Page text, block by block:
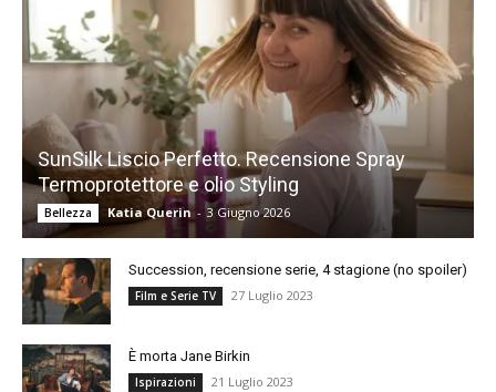
SunSilk Liscio Perfetto. Recensione Spray
Termoprotettore e olio Styling
Bellezza Katia Querin - 3 Giugno 2026
Succession, recensione serie, 4 stagione (no spoiler)
Film e Serie TV 27 Luglio 2023
È morta Jane Birkin
Ispirazioni 21 Luglio 2023